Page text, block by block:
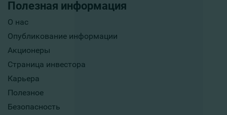
Полезная информация
О нас
Опубликование информации
Акционеры
Страница инвестора
Карьера
Полезное
Безопасность